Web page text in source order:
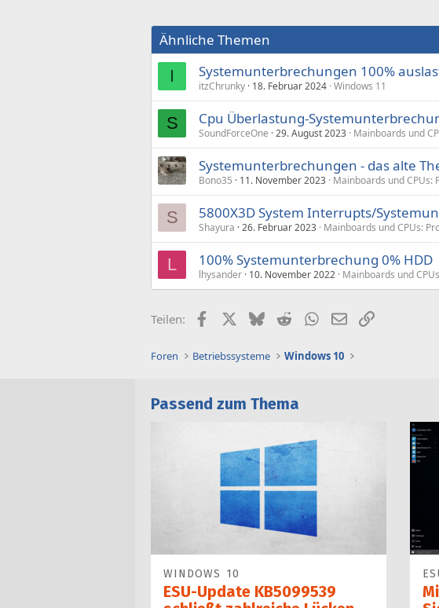
Ähnliche Themen
I Systemunterbrechungen 100%
itzChrunky 18. Februar 2024 Windows 11
S Cpu Überlastung-
SoundForceOne 29. August 2023 Mainboards und
Systemunterbrechungen - das alte
Bono35 11. November 2023 Mainboards und CPUs:
S 5800X3D System Interrupts/
Shayura 26. Februar 2023 Mainboards und CPUs:
L 100% Systemunterbrechung 0% HDD
lhysander 10. November 2022 Mainboards und
Teilen: FacebookX (Twitter)
BlueskyRedditWhatsApp
E-MailLink
Foren Betriebssysteme Windows 10
Passend zum Thema
WINDOWS 10
ESU-Update KB5099539